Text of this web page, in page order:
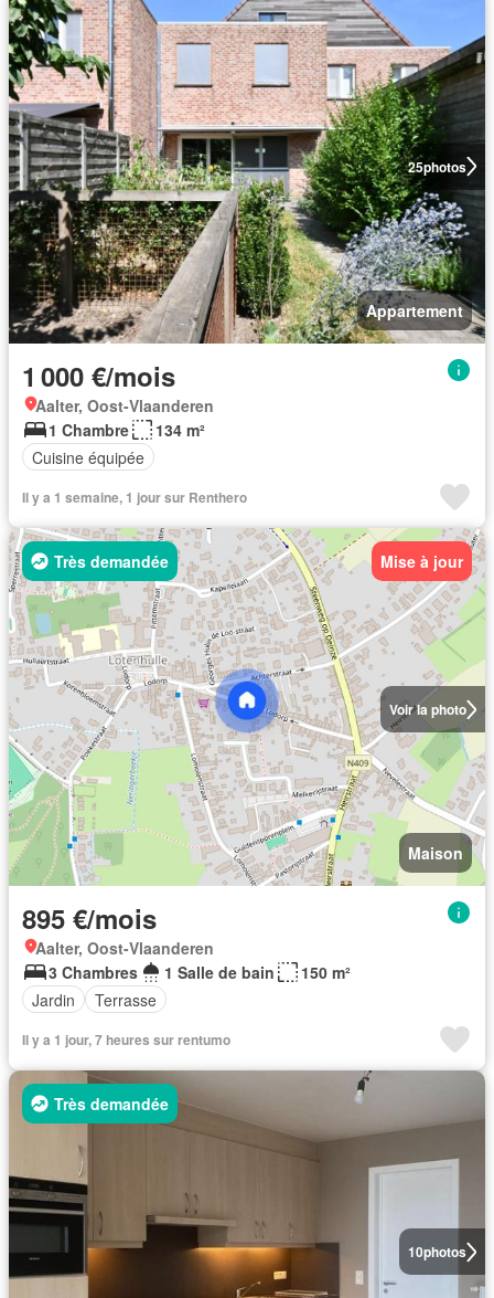
25photos
Appartement
1 000 €/mois
Aalter, Oost-Vlaanderen
1 Chambre
134 m²
Cuisine équipée
Il y a 1 semaine, 1 jour sur Renthero
Voir la photo
Très demandée Mise à jour
Maison
895 €/mois
Aalter, Oost-Vlaanderen
3 Chambres
1 Salle de bain
150 m²
Jardin
Terrasse
Il y a 1 jour, 7 heures sur rentumo
10photos
Très demandée